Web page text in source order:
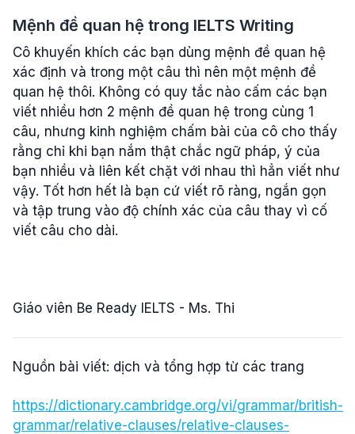
Mệnh đề quan hệ trong IELTS Writing
Cô khuyến khích các bạn dùng mệnh đề quan hệ
xác định và trong một câu thì nên một mệnh đề
quan hệ thôi. Không có quy tắc nào cấm các bạn
viết nhiều hơn 2 mệnh đề quan hệ trong cùng 1
câu, nhưng kinh nghiệm chấm bài của cô cho thấy
rằng chỉ khi bạn nắm thật chắc ngữ pháp, ý của
bạn nhiều và liên kết chặt với nhau thì hẳn viết như
vậy. Tốt hơn hết là bạn cứ viết rõ ràng, ngắn gọn
và tập trung vào độ chính xác của câu thay vì cố
viết câu cho dài.
Giáo viên Be Ready IELTS - Ms. Thi
Nguồn bài viết: dịch và tổng hợp từ các trang
https://dictionary.cambridge.org/vi/grammar/british-
grammar/relative-clauses/relative-clauses-